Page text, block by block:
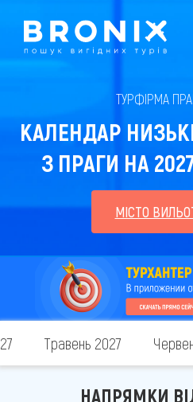
ТУРФІРМА
КАЛЕНДАР
З ПРАГИ НА
МІСТО
Травень 2027
НАПРЯМКИ